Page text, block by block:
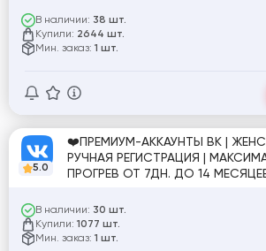
В наличии: 38 шт.
Купили: 2644 шт.
Мин. заказ: 1 шт.
5.0
❤️ПРЕМИУМ-АККАУНТЫ ВК |
РУЧНАЯ РЕГИСТРАЦИЯ |
ПРОГРЕВ ОТ 7ДН. ДО 14
В наличии: 30 шт.
Купили: 1077 шт.
Мин. заказ: 1 шт.